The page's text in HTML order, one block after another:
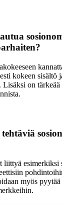
kokeen sisältö
on tärkeää
esimerkiksi
myös pyytää